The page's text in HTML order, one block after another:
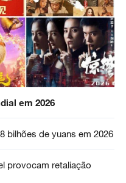
em 2026
bilhões de yuans em 2026
provocam retaliação